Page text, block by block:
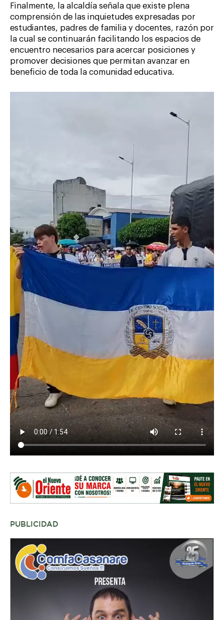
Finalmente, la alcaldía señala que existe plena
comprensión de las inquietudes expresadas por
estudiantes, padres de familia y docentes, razón por
la cual se continuarán facilitando los espacios de
encuentro necesarios para acercar posiciones y
promover decisiones que permitan avanzar en
beneficio de toda la comunidad educativa.
PUBLICIDAD